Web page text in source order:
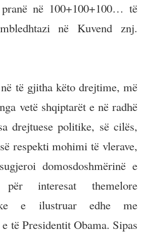
në 100+100+100… të
në Kuvend znj.
të gjitha këto drejtime, më
vetë shqiptarët e në radhë
drejtuese politike, së cilës,
respekti mohimi të vlerave,
domosdoshmërinë e
për interesat themelore
e ilustruar edhe me
të Presidentit Obama. Sipas